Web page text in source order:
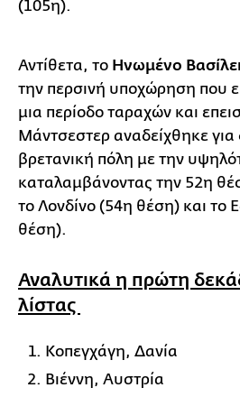
(105η).
Αντίθετα, το Ηνωμένο
την περσινή υποχώρηση που
μια περίοδο ταραχών και
Μάντσεστερ αναδείχθηκε
βρετανική πόλη με την
καταλαμβάνοντας την 52η
το Λονδίνο (54η θέση) και το
θέση).
Αναλυτικά η πρώτη
λίστας
Κοπεγχάγη, Δανία
Βιέννη, Αυστρία